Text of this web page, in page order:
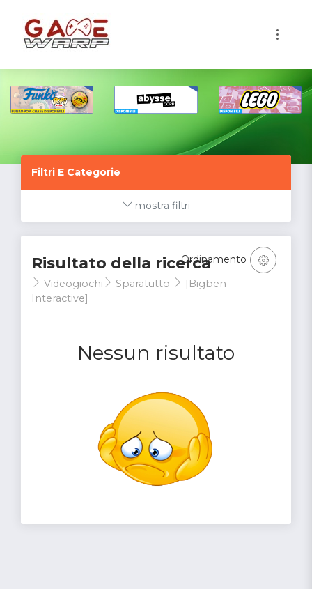
Filtri E Categorie
mostra filtri
Risultato della ricerca
Videogiochi Sparatutto
[Bigben
Interactive]
Nessun risultato
Ordinamento